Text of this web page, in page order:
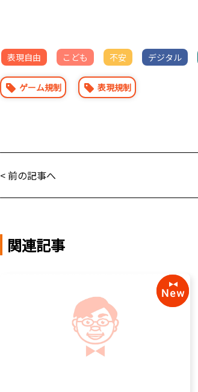
表現自由 こども 不安 デジタル
ゲーム規制 表現規制
< 前の記事へ
関連記事